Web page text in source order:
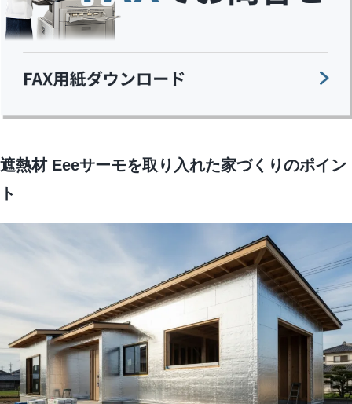
遮熱材 Eeeサーモを取り入れた家づくりのポイン
ト